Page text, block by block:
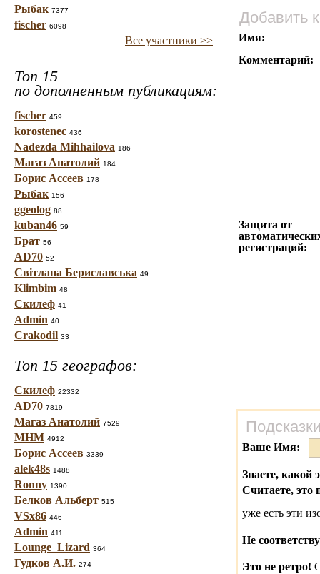
Рыбак 7377
fischer 6098
Все участники >>
Топ 15
по дополненным публикациям:
fischer 459
korostenec 436
Nadezda Mihhailova 186
Магаз Анатолий 184
Борис Ассеев 178
Рыбак 156
ggeolog 88
kuban46 59
Брат 56
AD70 52
Світлана Бериславська 49
Klimbim 48
Скилеф 41
Admin 40
Crakodil 33
Топ 15 географов:
Скилеф 22332
AD70 7819
Магаз Анатолий 7529
МНМ 4912
Борис Ассеев 3339
alek48s 1488
Ronny 1390
Белков Альберт 515
VSx86 446
Admin 411
Lounge_Lizard 364
Гудков А.И. 274
Добавить
Имя:
Комментарий:
Защита от
регистраций:
Ваше Имя:
Знаете, какой
Считаете, это
уже есть эти
Не
Это не ретро!